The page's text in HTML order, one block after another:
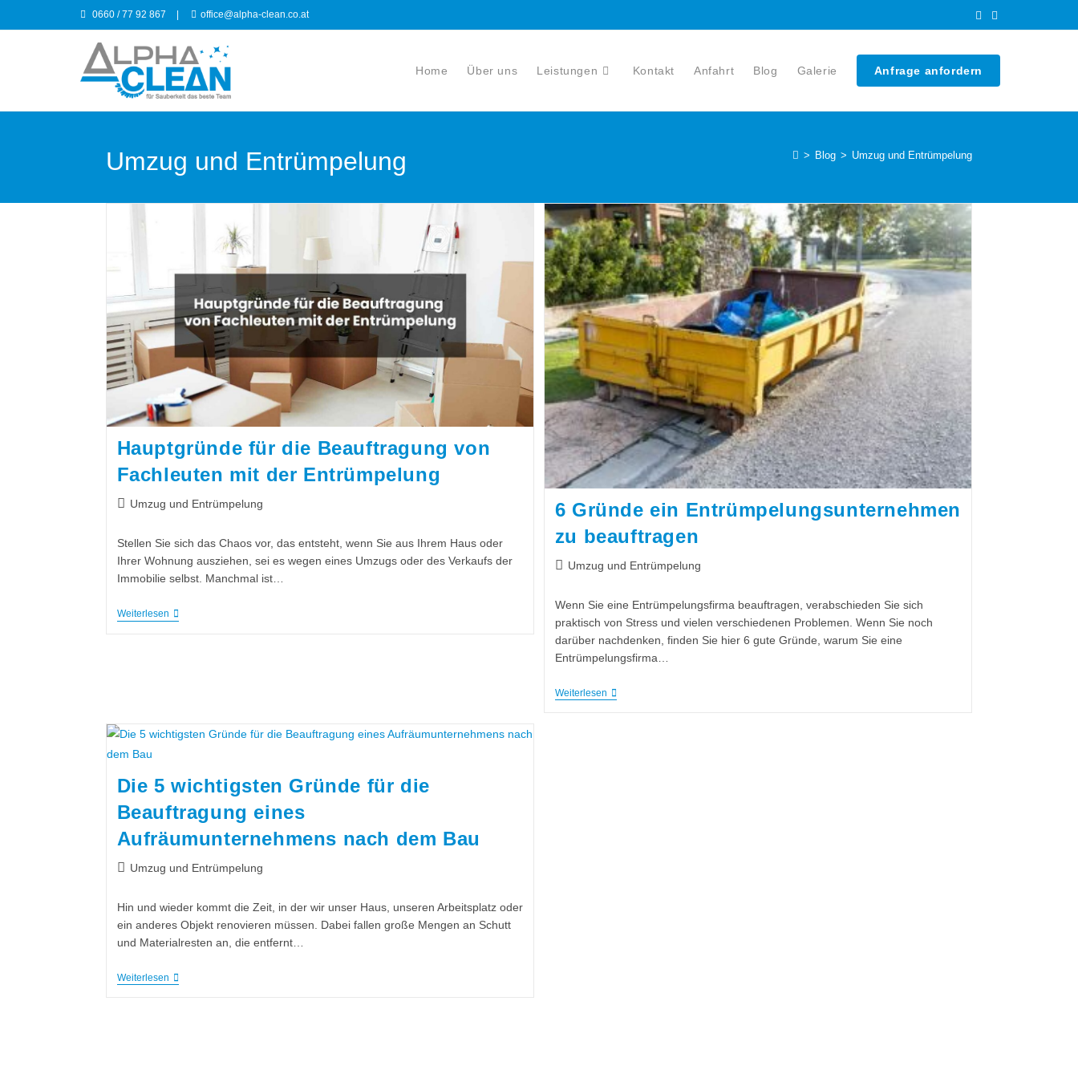
0660 / 77 92 867 office@alpha-clean.co.at
Home Über uns Leistungen Kontakt Anfahrt Blog Galerie Anfrage anfordern
Umzug und Entrümpelung > Blog > Umzug und Entrümpelung
Hauptgründe für die Beauftragung von
Fachleuten mit der Entrümpelung
Umzug und Entrümpelung
Stellen Sie sich das Chaos vor, das entsteht, wenn Sie aus Ihrem Haus oder
Ihrer Wohnung ausziehen, sei es wegen eines Umzugs oder des Verkaufs der
Immobilie selbst. Manchmal ist…
Weiterlesen
6 Gründe ein Entrümpelungsunternehmen
zu beauftragen
Umzug und Entrümpelung
Wenn Sie eine Entrümpelungsfirma beauftragen, verabschieden Sie sich
praktisch von Stress und vielen verschiedenen Problemen. Wenn Sie noch
darüber nachdenken, finden Sie hier 6 gute Gründe, warum Sie eine
Entrümpelungsfirma…
Weiterlesen
Die 5 wichtigsten Gründe für die
Beauftragung eines
Aufräumunternehmens nach dem Bau
Umzug und Entrümpelung
Hin und wieder kommt die Zeit, in der wir unser Haus, unseren Arbeitsplatz oder
ein anderes Objekt renovieren müssen. Dabei fallen große Mengen an Schutt
und Materialresten an, die entfernt…
Weiterlesen